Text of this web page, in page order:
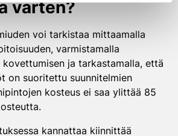
varten?
voi tarkistaa mittaamalla
varmistamalla
ja tarkastamalla, että
on suoritettu suunnitelmien
kosteus ei saa ylittää 85
kannattaa kiinnittää